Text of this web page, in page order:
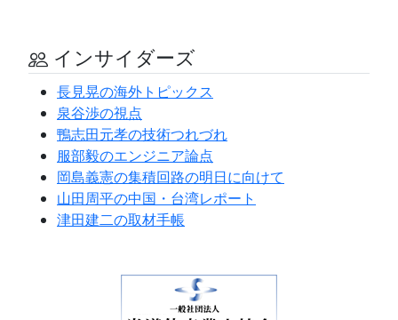
インサイダーズ
長見晃の海外トピックス
泉谷渉の視点
鴨志田元孝の技術つれづれ
服部毅のエンジニア論点
岡島義憲の集積回路の明日に向けて
山田周平の中国・台湾レポート
津田建二の取材手帳